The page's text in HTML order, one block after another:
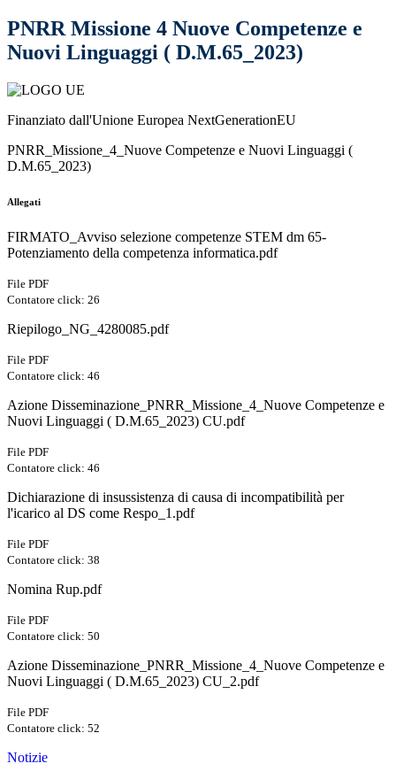
PNRR Missione 4 Nuove Competenze e
Nuovi Linguaggi ( D.M.65_2023)
Finanziato dall'Unione Europea NextGenerationEU
PNRR_Missione_4_Nuove Competenze e Nuovi Linguaggi (
D.M.65_2023)
Allegati
FIRMATO_Avviso selezione competenze STEM dm 65-
Potenziamento della competenza informatica.pdf
File PDF
Contatore click: 26
Riepilogo_NG_4280085.pdf
File PDF
Contatore click: 46
Azione Disseminazione_PNRR_Missione_4_Nuove Competenze e
Nuovi Linguaggi ( D.M.65_2023) CU.pdf
File PDF
Contatore click: 46
Dichiarazione di insussistenza di causa di incompatibilità per
l'icarico al DS come Respo_1.pdf
File PDF
Contatore click: 38
Nomina Rup.pdf
File PDF
Contatore click: 50
Azione Disseminazione_PNRR_Missione_4_Nuove Competenze e
Nuovi Linguaggi ( D.M.65_2023) CU_2.pdf
File PDF
Contatore click: 52
Notizie